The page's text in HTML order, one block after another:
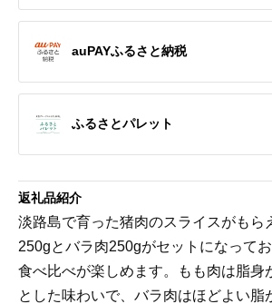
auPAYふるさと納税
ふるさとパレット
返礼品紹介
淡路島で育った猪肉のスライスがもら
250gとバラ肉250gがセットになって
食べ比べが楽しめます。もも肉は脂身
とした味わいで、バラ肉はほどよい脂